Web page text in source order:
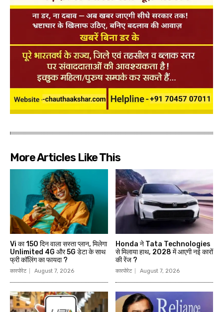
More Articles Like This
Vi का 150 दिन वाला सस्ता प्लान, मिलेगा
Unlimited 4G और 5G डेटा के साथ
फ्री कॉलिंग का फायदा ?
कारपोरेट August 7, 2026
Honda ने Tata Technologies
से मिलाया हाथ, 2028 में आएगी नई कारों
की रेंज ?
कारपोरेट August 7, 2026